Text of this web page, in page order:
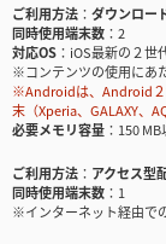
ご利用方法
ダウンロー
同時使用端末数
2
対応OS
iOS最新の２世
※コンテンツの使用にあ
※Androidは、Android２
末（Xperia、GALAXY、
必要メモリ容量
150 MB
ご利用方法
アクセス型
同時使用端末数
1
※インターネット経由で